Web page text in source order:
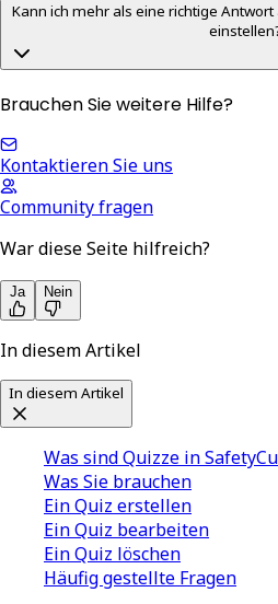
Kann ich mehr als eine richtige
Brauchen Sie weitere Hilfe?
Kontaktieren Sie uns
Community fragen
War diese Seite hilfreich?
Ja Nein
In diesem Artikel
In diesem Artikel
Was sind Quizze in
Was Sie brauchen
Ein Quiz erstellen
Ein Quiz bearbeiten
Ein Quiz löschen
Häufig gestellte Fragen